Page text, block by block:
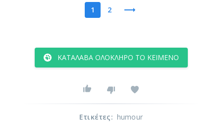
1 2
ΚΑΤΆΛΑΒΑ ΟΛΌΚΛΗΡΟ ΤΟ ΚΕΊΜΕΝΟ
Ετικέτες: humour